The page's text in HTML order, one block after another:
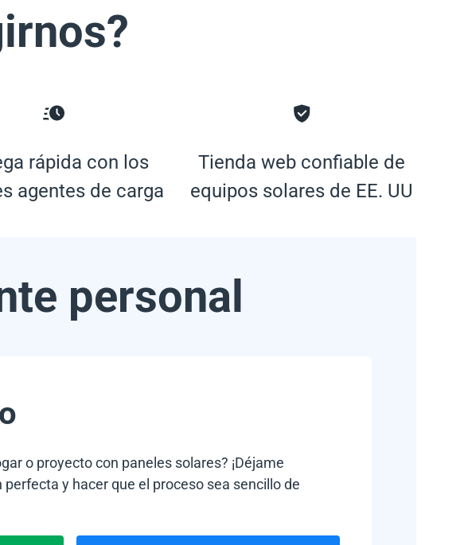
rápida con los
agentes de carga
Tienda web confiable de
equipos solares de EE. UU
personal
o proyecto con paneles solares? ¡Déjame
y hacer que el proceso sea sencillo de